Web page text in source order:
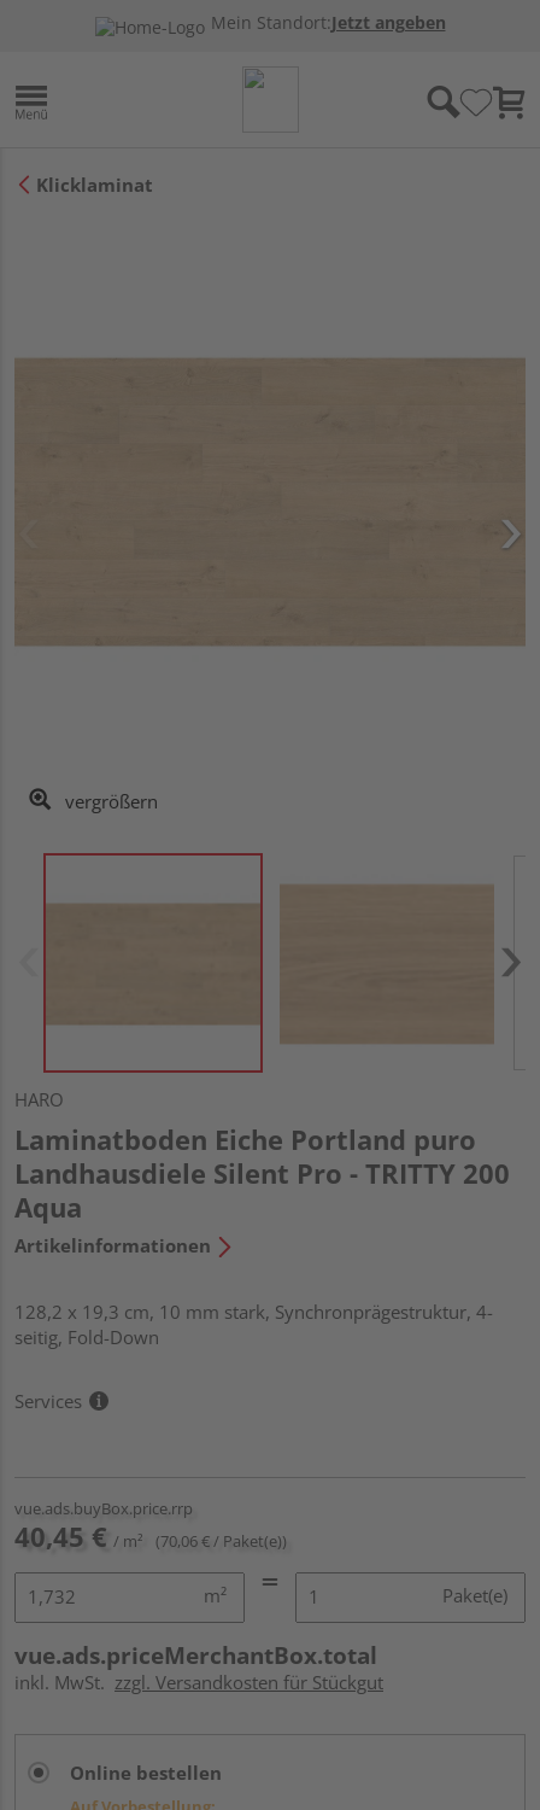
Mein Standort:Jetzt angeben
Klicklaminat
vergrößern
HARO
Laminatboden Eiche Portland puro
Landhausdiele Silent Pro - TRITTY 200
Aqua
Artikelinformationen
128,2 x 19,3 cm, 10 mm stark, Synchronprägestruktur, 4-
seitig, Fold-Down
Services
vue.ads.buyBox.price.rrp
40,45 € / m² (70,06 € / Paket(e))
m² Paket(e)
vue.ads.priceMerchantBox.total
inkl. MwSt. zzgl. Versandkosten für Stückgut
Online bestellen